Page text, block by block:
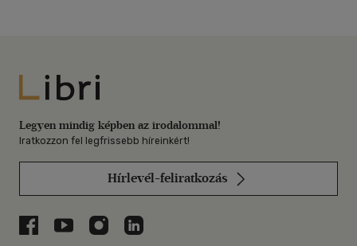
Libri
Legyen mindig képben az irodalommal!
Iratkozzon fel legfrissebb híreinkért!
Hírlevél-feliratkozás
Libri a Facebookon
Libri a Youtube-on
Libri az Instagramon
Libri a LinkedInen